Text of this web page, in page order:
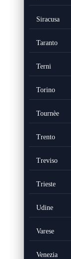
Siracusa
Taranto
Terni
Torino
Tournèe
Trento
Treviso
Trieste
Udine
Varese
Venezia